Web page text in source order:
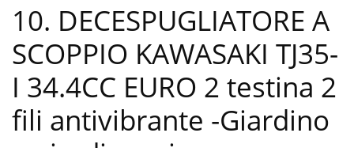
10. DECESPUGLIATORE A
SCOPPIO KAWASAKI TJ35-
I 34.4CC EURO 2 testina 2
fili antivibrante -Giardino